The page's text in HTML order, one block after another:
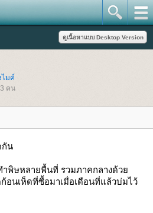
ไมค์
คน
กัน
ำพิษหลายพื้นที่ รวมภาคกลางด้ว
อนเห็ดที่ซื้อมาเมื่อเดือนที่แล้วบ่มไว้